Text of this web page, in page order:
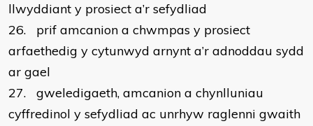
llwyddiant y prosiect a’r sefydliad
26.
prif amcanion a chwmpas y prosiect
arfaethedig y cytunwyd arnynt a’r adnoddau sydd
ar gael
27.
gweledigaeth, amcanion a chynlluniau
cyffredinol y sefydliad ac unrhyw raglenni gwaith